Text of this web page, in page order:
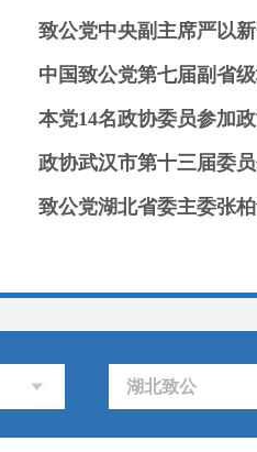
致公党中央副主席严以
中国致公党第七届副省
致公党湖北省委主委张
湖北致公